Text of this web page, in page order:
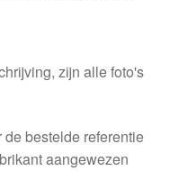
zijn alle foto's
bestelde referentie
aangewezen